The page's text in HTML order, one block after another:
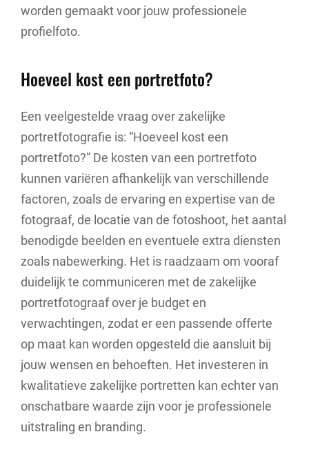
worden gemaakt voor jouw professionele
profielfoto.
Hoeveel kost een portretfoto?
Een veelgestelde vraag over zakelijke
portretfotografie is: “Hoeveel kost een
portretfoto?” De kosten van een portretfoto
kunnen variëren afhankelijk van verschillende
factoren, zoals de ervaring en expertise van de
fotograaf, de locatie van de fotoshoot, het aantal
benodigde beelden en eventuele extra diensten
zoals nabewerking. Het is raadzaam om vooraf
duidelijk te communiceren met de zakelijke
portretfotograaf over je budget en
verwachtingen, zodat er een passende offerte
op maat kan worden opgesteld die aansluit bij
jouw wensen en behoeften. Het investeren in
kwalitatieve zakelijke portretten kan echter van
onschatbare waarde zijn voor je professionele
uitstraling en branding.